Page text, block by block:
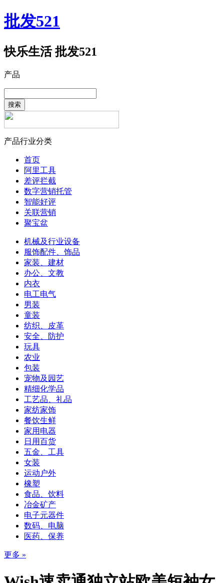
批发521
快乐生活 批发521
产品
搜索
产品行业分类
首页
阿里工具
差评拦截
数字营销托管
智能好评
关联营销
聚宝盆
机械及行业设备
服饰配件、饰品
家装、建材
办公、文教
内衣
电工电气
男装
童装
纺织、皮革
安全、防护
玩具
农业
包装
宠物及园艺
精细化学品
工艺品、礼品
家纺家饰
餐饮生鲜
家用电器
日用百货
五金、工具
女装
运动户外
橡塑
食品、饮料
冶金矿产
电子元器件
数码、电脑
医药、保养
更多 »